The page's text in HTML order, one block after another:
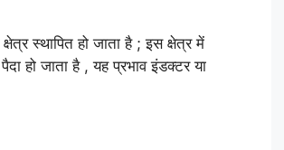
स्थापित हो जाता है ; इस क्षेत्र में
हो जाता है , यह प्रभाव इंडक्टर या